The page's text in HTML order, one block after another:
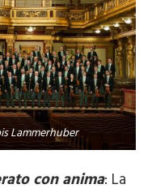
Lammerhuber
con anima: La